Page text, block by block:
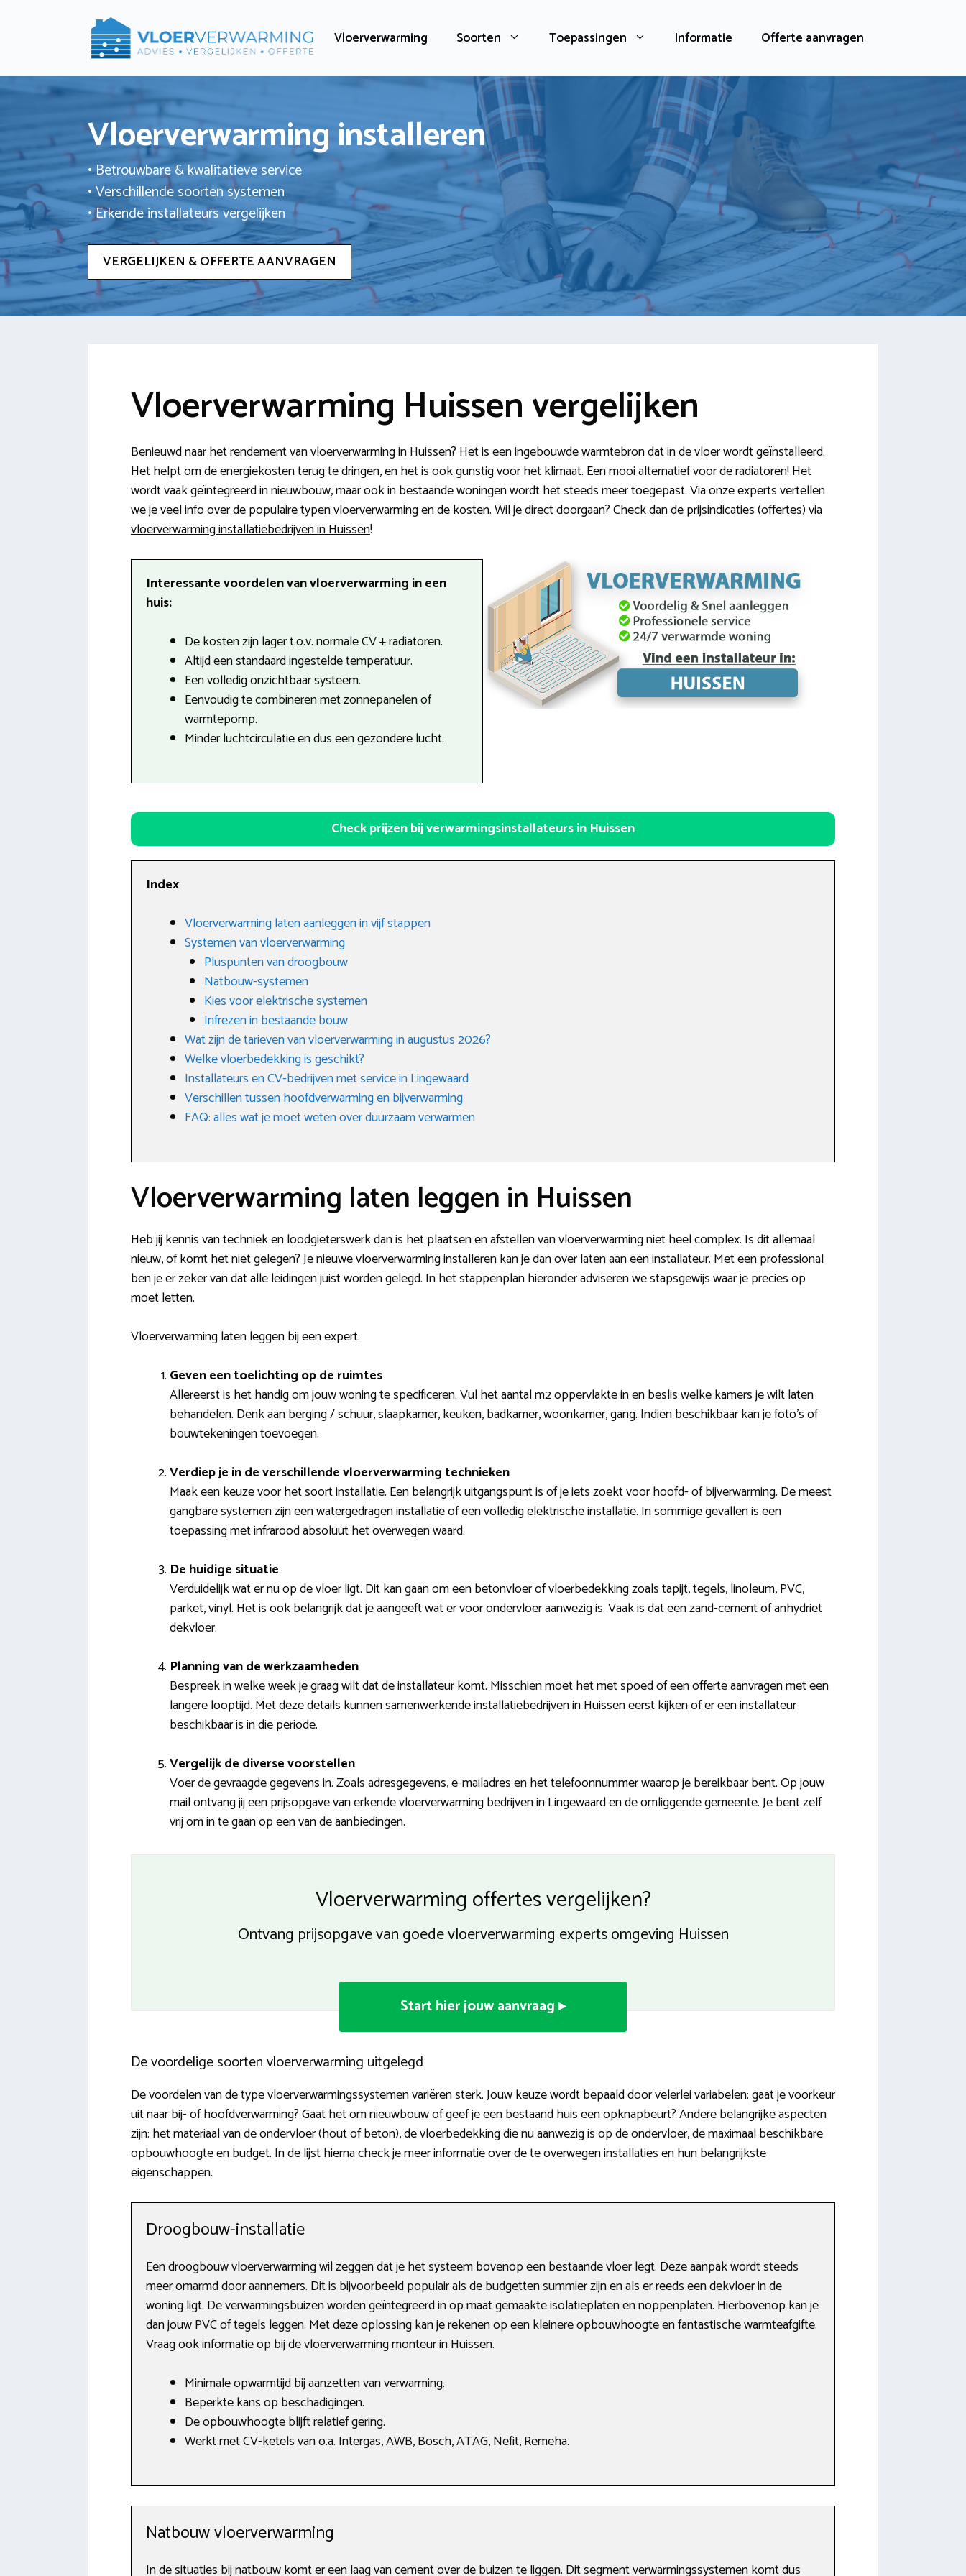
Vloerverwarming Soorten Toepassingen Informatie Offerte aanvragen
Vloerverwarming installeren
• Betrouwbare & kwalitatieve service
• Verschillende soorten systemen
• Erkende installateurs vergelijken
VERGELIJKEN & OFFERTE AANVRAGEN
Vloerverwarming Huissen vergelijken
Benieuwd naar het rendement van vloerverwarming in Huissen? Het is een ingebouwde warmtebron dat in de vloer wordt geïnstalleerd.
Het helpt om de energiekosten terug te dringen, en het is ook gunstig voor het klimaat. Een mooi alternatief voor de radiatoren! Het
wordt vaak geïntegreerd in nieuwbouw, maar ook in bestaande woningen wordt het steeds meer toegepast. Via onze experts vertellen
we je veel info over de populaire typen vloerverwarming en de kosten. Wil je direct doorgaan? Check dan de prijsindicaties (offertes) via
vloerverwarming installatiebedrijven in Huissen!
Interessante voordelen van vloerverwarming in een
huis:
De kosten zijn lager t.o.v. normale CV + radiatoren.
Altijd een standaard ingestelde temperatuur.
Een volledig onzichtbaar systeem.
Eenvoudig te combineren met zonnepanelen of
warmtepomp.
Minder luchtcirculatie en dus een gezondere lucht.
Check prijzen bij verwarmingsinstallateurs in Huissen
Index
Vloerverwarming laten aanleggen in vijf stappen
Systemen van vloerverwarming
Pluspunten van droogbouw
Natbouw-systemen
Kies voor elektrische systemen
Infrezen in bestaande bouw
Wat zijn de tarieven van vloerverwarming in augustus 2026?
Welke vloerbedekking is geschikt?
Installateurs en CV-bedrijven met service in Lingewaard
Verschillen tussen hoofdverwarming en bijverwarming
FAQ: alles wat je moet weten over duurzaam verwarmen
Vloerverwarming laten leggen in Huissen
Heb jij kennis van techniek en loodgieterswerk dan is het plaatsen en afstellen van vloerverwarming niet heel complex. Is dit allemaal
nieuw, of komt het niet gelegen? Je nieuwe vloerverwarming installeren kan je dan over laten aan een installateur. Met een professional
ben je er zeker van dat alle leidingen juist worden gelegd. In het stappenplan hieronder adviseren we stapsgewijs waar je precies op
moet letten.
Vloerverwarming laten leggen bij een expert.
Geven een toelichting op de ruimtes
Allereerst is het handig om jouw woning te specificeren. Vul het aantal m2 oppervlakte in en beslis welke kamers je wilt laten
behandelen. Denk aan berging / schuur, slaapkamer, keuken, badkamer, woonkamer, gang. Indien beschikbaar kan je foto’s of
bouwtekeningen toevoegen.
Verdiep je in de verschillende vloerverwarming technieken
Maak een keuze voor het soort installatie. Een belangrijk uitgangspunt is of je iets zoekt voor hoofd- of bijverwarming. De meest
gangbare systemen zijn een watergedragen installatie of een volledig elektrische installatie. In sommige gevallen is een
toepassing met infrarood absoluut het overwegen waard.
De huidige situatie
Verduidelijk wat er nu op de vloer ligt. Dit kan gaan om een betonvloer of vloerbedekking zoals tapijt, tegels, linoleum, PVC,
parket, vinyl. Het is ook belangrijk dat je aangeeft wat er voor ondervloer aanwezig is. Vaak is dat een zand-cement of anhydriet
dekvloer.
Planning van de werkzaamheden
Bespreek in welke week je graag wilt dat de installateur komt. Misschien moet het met spoed of een offerte aanvragen met een
langere looptijd. Met deze details kunnen samenwerkende installatiebedrijven in Huissen eerst kijken of er een installateur
beschikbaar is in die periode.
Vergelijk de diverse voorstellen
Voer de gevraagde gegevens in. Zoals adresgegevens, e-mailadres en het telefoonnummer waarop je bereikbaar bent. Op jouw
mail ontvang jij een prijsopgave van erkende vloerverwarming bedrijven in Lingewaard en de omliggende gemeente. Je bent zelf
vrij om in te gaan op een van de aanbiedingen.
Vloerverwarming offertes vergelijken?
Ontvang prijsopgave van goede vloerverwarming experts omgeving Huissen
Start hier jouw aanvraag ▸
De voordelige soorten vloerverwarming uitgelegd
De voordelen van de type vloerverwarmingssystemen variëren sterk. Jouw keuze wordt bepaald door velerlei variabelen: gaat je voorkeur
uit naar bij- of hoofdverwarming? Gaat het om nieuwbouw of geef je een bestaand huis een opknapbeurt? Andere belangrijke aspecten
zijn: het materiaal van de ondervloer (hout of beton), de vloerbedekking die nu aanwezig is op de ondervloer, de maximaal beschikbare
opbouwhoogte en budget. In de lijst hierna check je meer informatie over de te overwegen installaties en hun belangrijkste
eigenschappen.
Droogbouw-installatie
Een droogbouw vloerverwarming wil zeggen dat je het systeem bovenop een bestaande vloer legt. Deze aanpak wordt steeds
meer omarmd door aannemers. Dit is bijvoorbeeld populair als de budgetten summier zijn en als er reeds een dekvloer in de
woning ligt. De verwarmingsbuizen worden geïntegreerd in op maat gemaakte isolatieplaten en noppenplaten. Hierbovenop kan je
dan jouw PVC of tegels leggen. Met deze oplossing kan je rekenen op een kleinere opbouwhoogte en fantastische warmteafgifte.
Vraag ook informatie op bij de vloerverwarming monteur in Huissen.
Minimale opwarmtijd bij aanzetten van verwarming.
Beperkte kans op beschadigingen.
De opbouwhoogte blijft relatief gering.
Werkt met CV-ketels van o.a. Intergas, AWB, Bosch, ATAG, Nefit, Remeha.
Natbouw vloerverwarming
In de situaties bij natbouw komt er een laag van cement over de buizen te liggen. Dit segment verwarmingssystemen komt dus